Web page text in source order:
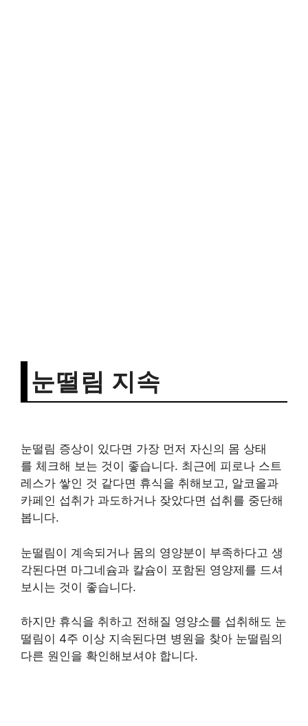
눈떨림 지속
눈떨림 증상이 있다면 가장 먼저 자신의 몸 상태
를 체크해 보는 것이 좋습니다. 최근에 피로나 스트
레스가 쌓인 것 같다면 휴식을 취해보고, 알코올과
카페인 섭취가 과도하거나 잦았다면 섭취를 중단해
봅니다.
눈떨림이 계속되거나 몸의 영양분이 부족하다고 생
각된다면 마그네슘과 칼슘이 포함된 영양제를 드셔
보시는 것이 좋습니다.
하지만 휴식을 취하고 전해질 영양소를 섭취해도 눈
떨림이 4주 이상 지속된다면 병원을 찾아 눈떨림의
다른 원인을 확인해보셔야 합니다.